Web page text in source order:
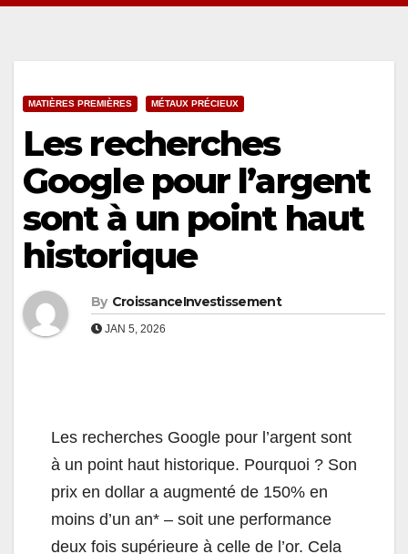
MATIÈRES PREMIÈRES MÉTAUX PRÉCIEUX
Les recherches
Google pour l’argent
sont à un point haut
historique
By CroissanceInvestissement
JAN 5, 2026
Les recherches Google pour l’argent sont
à un point haut historique. Pourquoi ? Son
prix en dollar a augmenté de 150% en
moins d’un an* – soit une performance
deux fois supérieure à celle de l’or. Cela